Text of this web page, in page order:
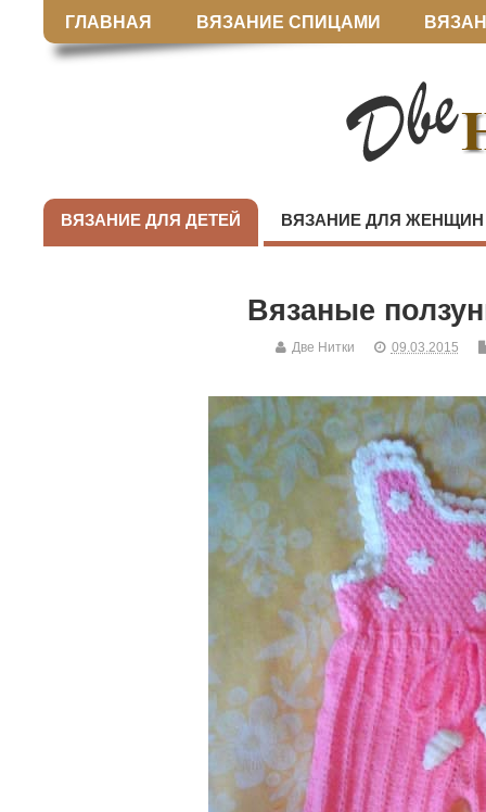
ГЛАВНАЯ ВЯЗАНИЕ СПИЦАМИ
ВЯЗАНИЕ ДЛЯ ДЕТЕЙ ВЯЗАНИЕ ДЛЯ ЖЕНЩИН
Вязаные
Две Нитки 09.03.2015